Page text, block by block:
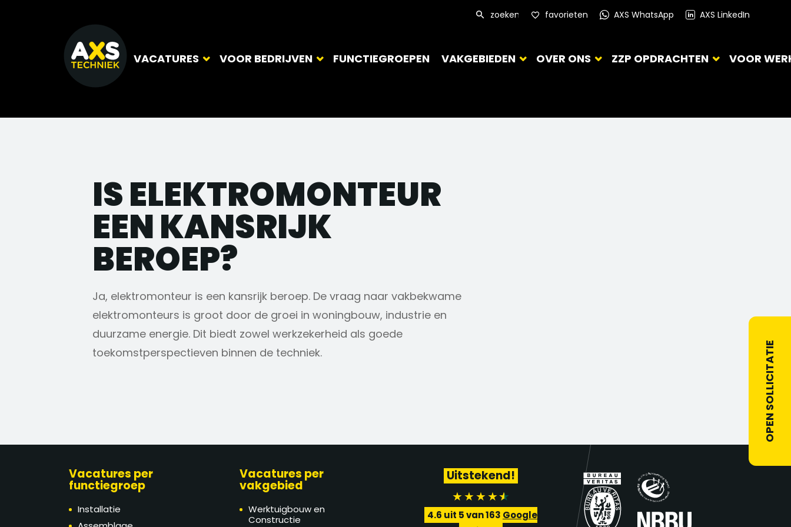
favorieten AXS WhatsApp AXS LinkedIn
VACATURES VOOR BEDRIJVEN FUNCTIEGROEPEN VAKGEBIEDEN OVER ONS ZZP OPDRACHTEN VOOR
IS ELEKTROMONTEUR
EEN KANSRIJK
BEROEP?
Ja, elektromonteur is een kansrijk beroep. De vraag naar vakbekwame
elektromonteurs is groot door de groei in woningbouw, industrie en
duurzame energie. Dit biedt zowel werkzekerheid als goede
toekomstperspectieven binnen de techniek.
OPEN SOLLICITATIE
Vacatures per
functiegroep
Installatie
Vacatures per
vakgebied
Werktuigbouw en
Constructie
Uitstekend!
4.6 uit 5 van163 Google